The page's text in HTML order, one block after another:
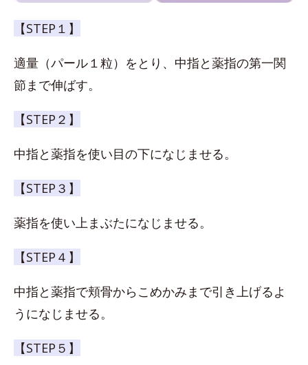
【STEP１】
適量（パール１粒）をとり、中指と薬指の第一関
節まで伸ばす。
【STEP２】
中指と薬指を使い目の下になじませる。
【STEP３】
薬指を使い上まぶたになじませる。
【STEP４】
中指と薬指で頬骨からこめかみまで引き上げるよ
うになじませる。
【STEP５】